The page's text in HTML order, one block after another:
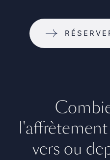
vers ou